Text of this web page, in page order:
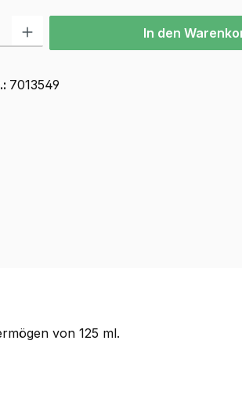
Gib den gewünschten Wert ein oder
In den
7013549
von 125 ml.